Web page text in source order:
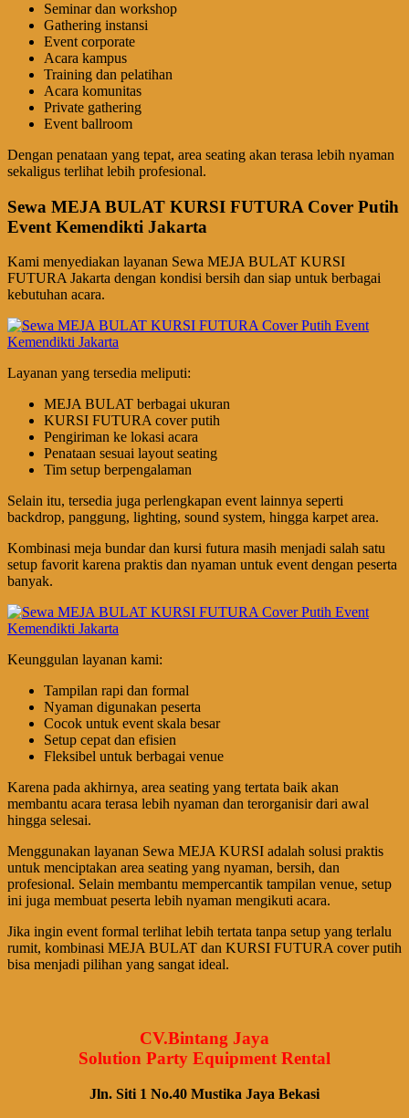
Seminar dan workshop
Gathering instansi
Event corporate
Acara kampus
Training dan pelatihan
Acara komunitas
Private gathering
Event ballroom
Dengan penataan yang tepat, area seating akan terasa lebih nyaman
sekaligus terlihat lebih profesional.
Sewa MEJA BULAT KURSI FUTURA Cover Putih
Event Kemendikti Jakarta
Kami menyediakan layanan Sewa MEJA BULAT KURSI
FUTURA Jakarta dengan kondisi bersih dan siap untuk berbagai
kebutuhan acara.
Layanan yang tersedia meliputi:
MEJA BULAT berbagai ukuran
KURSI FUTURA cover putih
Pengiriman ke lokasi acara
Penataan sesuai layout seating
Tim setup berpengalaman
Selain itu, tersedia juga perlengkapan event lainnya seperti
backdrop, panggung, lighting, sound system, hingga karpet area.
Kombinasi meja bundar dan kursi futura masih menjadi salah satu
setup favorit karena praktis dan nyaman untuk event dengan peserta
banyak.
Keunggulan layanan kami:
Tampilan rapi dan formal
Nyaman digunakan peserta
Cocok untuk event skala besar
Setup cepat dan efisien
Fleksibel untuk berbagai venue
Karena pada akhirnya, area seating yang tertata baik akan
membantu acara terasa lebih nyaman dan terorganisir dari awal
hingga selesai.
Menggunakan layanan Sewa MEJA KURSI adalah solusi praktis
untuk menciptakan area seating yang nyaman, bersih, dan
profesional. Selain membantu mempercantik tampilan venue, setup
ini juga membuat peserta lebih nyaman mengikuti acara.
Jika ingin event formal terlihat lebih tertata tanpa setup yang terlalu
rumit, kombinasi MEJA BULAT dan KURSI FUTURA cover putih
bisa menjadi pilihan yang sangat ideal.
CV.Bintang Jaya
Solution Party Equipment Rental
Jln. Siti 1 No.40 Mustika Jaya Bekasi